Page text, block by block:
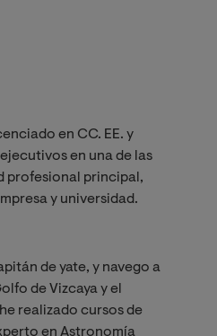
en CC. EE. y
en una de las
profesional principal,
y universidad.
de yate, y navego a
de Vizcaya y el
realizado cursos de
en Astronomía